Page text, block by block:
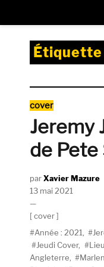
Étiquette
Catégories
cover
Jeremy
de Pete
AuteurXavier Mazure
Publié
le
13 mai 2021
Catégories
cover
Étiquettes
Année : 2021
Jeudi Cover,
Angleterre